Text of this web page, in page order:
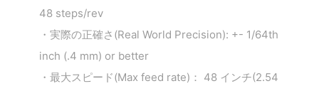
48 steps/rev
・実際の正確さ(Real World Precision): +- 1/64th
inch (.4 mm) or better
・最大スピード(Max feed rate)： 48 インチ(2.54